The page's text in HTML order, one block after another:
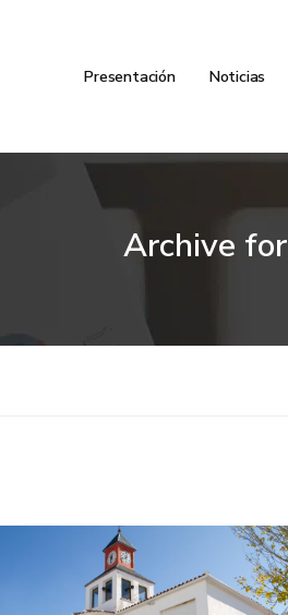
Presentación Noticias
Archive for